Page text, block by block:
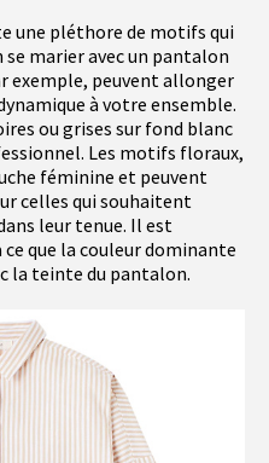
une pléthore de motifs qui
marier avec un pantalon
exemple, peuvent allonger
à votre ensemble.
ou grises sur fond blanc
Les motifs floraux,
féminine et peuvent
celles qui souhaitent
leur tenue. Il est
que la couleur dominante
la teinte du pantalon.